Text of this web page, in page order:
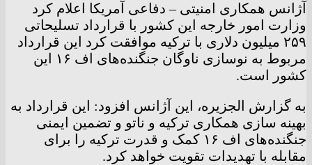
آژانس همکاری امنیتی – دفاعی آمریکا اعلام کرد
وزارت امور خارجه این کشور با قرارداد تسلیحاتی
۲۵۹ میلیون دلاری با ترکیه موافقت کرد این قرارداد
مربوط به نوسازی ناوگان جنگنده‌های اف ۱۶ این
کشور است.
به گزارش الجزیره، این آژانس افزود: این قرارداد به
بهینه سازی همکاری ترکیه و ناتو و تضمین ایمنی
جنگنده‌های اف ۱۶ کمک و قدرت ترکیه را برای
مقابله با تهدیدات تقویت خواهد کرد.